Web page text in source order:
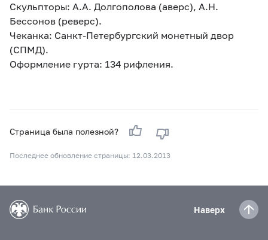
Скульпторы: А.А. Долгополова (аверс), А.Н.
Бессонов (реверс).
Чеканка: Санкт-Петербургский монетный двор
(СПМД).
Оформление гурта: 134 рифления.
Страница была полезной?
Последнее обновление страницы: 12.03.2013
Наверх